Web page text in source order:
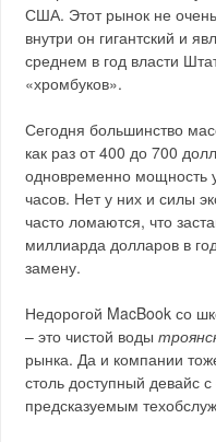
США. Этот рынок не
внутри он гигантский и
среднем в год власти
«хромбуков».
Сегодня большинство
как раз от 400 до 700
одновременно мощность
часов. Нет у них и силы
часто ломаются, что
миллиарда долларов в
замену.
Недорогой MacBook со
– это чистой воды
рынка. Да и компании
столь доступный девайс
предсказуемым